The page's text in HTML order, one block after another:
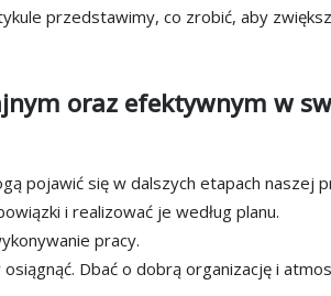
przedstawimy, co zrobić, aby
oraz efektywnym w
pojawić się w dalszych etapach naszej
i realizować je według planu.
pracy.
Dbać o dobrą organizację i